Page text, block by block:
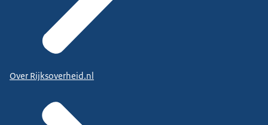
Over Rijksoverheid.nl